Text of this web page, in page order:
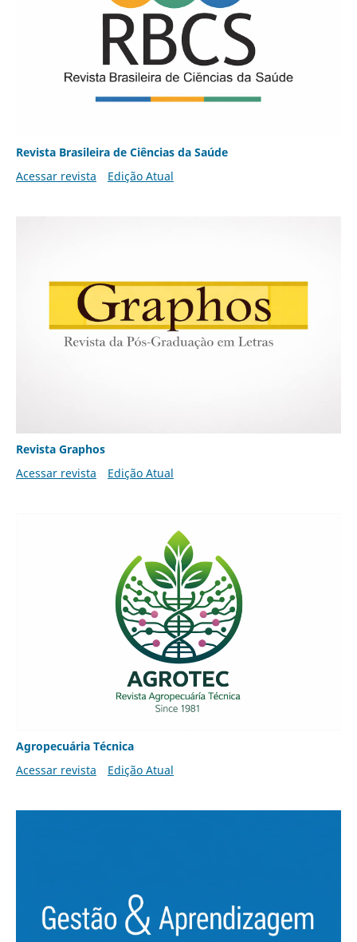
Revista Brasileira de Ciências da Saúde
Acessar revista
Edição Atual
Revista Graphos
Acessar revista
Edição Atual
Agropecuária Técnica
Acessar revista
Edição Atual